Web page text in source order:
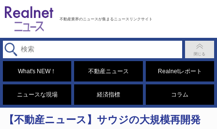
不動産業界のニュースが集まるニュースリンクサイト
What's NEW！ 不動産ニュース Realnetレポート
ニュースな現場 経済指標 コラム
【不動産ニュース】サウジの大規模再開発